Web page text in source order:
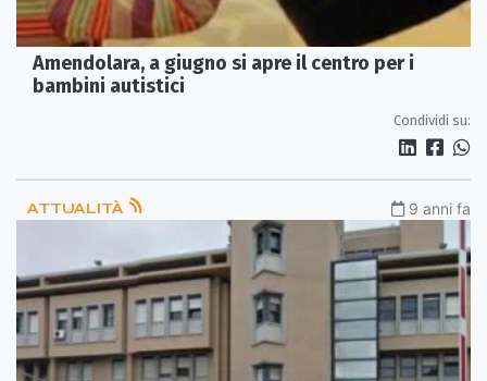
Amendolara, a giugno si apre il centro per i
bambini autistici
Condividi su:
ATTUALITÀ 9 anni fa